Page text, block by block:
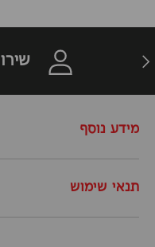
חזרה
מידע נוסף
תנאי שימוש